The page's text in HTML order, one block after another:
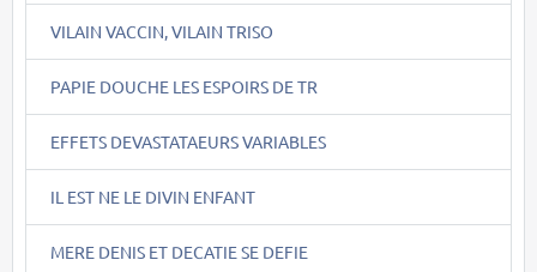
VILAIN VACCIN, VILAIN TRISO
PAPIE DOUCHE LES ESPOIRS DE TR
EFFETS DEVASTATAEURS VARIABLES
IL EST NE LE DIVIN ENFANT
MERE DENIS ET DECATIE SE DEFIE